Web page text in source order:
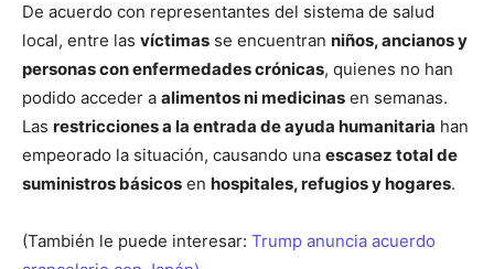
De acuerdo con representantes del sistema de salud
local, entre las víctimas se encuentran niños, ancianos y
personas con enfermedades crónicas, quienes no han
podido acceder a alimentos ni medicinas en semanas.
Las restricciones a la entrada de ayuda humanitaria han
empeorado la situación, causando una escasez total de
suministros básicos en hospitales, refugios y hogares.
(También le puede interesar: Trump anuncia acuerdo